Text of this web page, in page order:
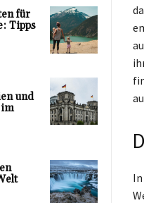
für
Tipps
und